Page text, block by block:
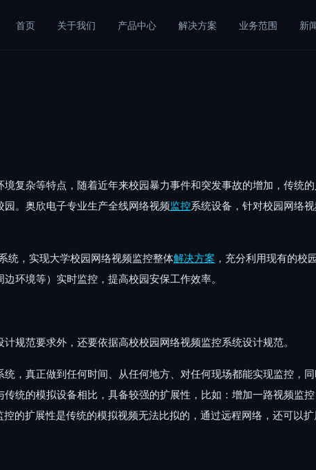
首页 关于我们 产品中心 解决方案 业务范围 新
复杂等特点，随着近年来校园暴力事件和突发事故的增加，传统
园。奥欣电子专业生产全线网络视频监控系统设备，针对校园网络
统，实现大学校园网络视频监控整体解决方案 ，充分利用现有的校
环境等）实时监控，提高校园安保工作效率。
规范要求外，还要依据高校校园网络视频监控系统设计规范。
，真正做到任何时间、从任何地方、对任何现场都能实现监控，
统的模拟设备相比，具备较强的扩展性，比如：增加一路视频监
的扩展性是传统的模拟视频无法比拟的，通过远程网络，还可以扩